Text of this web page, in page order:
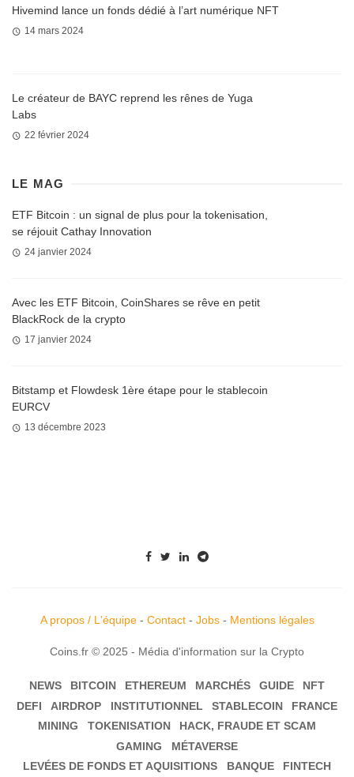
Hivemind lance un fonds dédié à l’art numérique NFT
14 mars 2024
Le créateur de BAYC reprend les rênes de Yuga
Labs
22 février 2024
LE MAG
ETF Bitcoin : un signal de plus pour la tokenisation,
se réjouit Cathay Innovation
24 janvier 2024
Avec les ETF Bitcoin, CoinShares se rêve en petit
BlackRock de la crypto
17 janvier 2024
Bitstamp et Flowdesk 1ère étape pour le stablecoin
EURCV
13 décembre 2023
A propos / L'équipe- Contact- Jobs- Mentions légales
Coins.fr © 2025 - Média d'information sur la Crypto
NEWS BITCOIN ETHEREUM MARCHÉS GUIDE
NFT
DEFI
AIRDROP INSTITUTIONNEL STABLECOIN
FRANCE
MINING
TOKENISATION
HACK, FRAUDE ET SCAM
GAMING
MÉTAVERSE
LEVÉES DE FONDS ET AQUISITIONS
BANQUE FINTECH